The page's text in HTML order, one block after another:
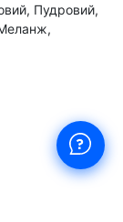
Пудровий,